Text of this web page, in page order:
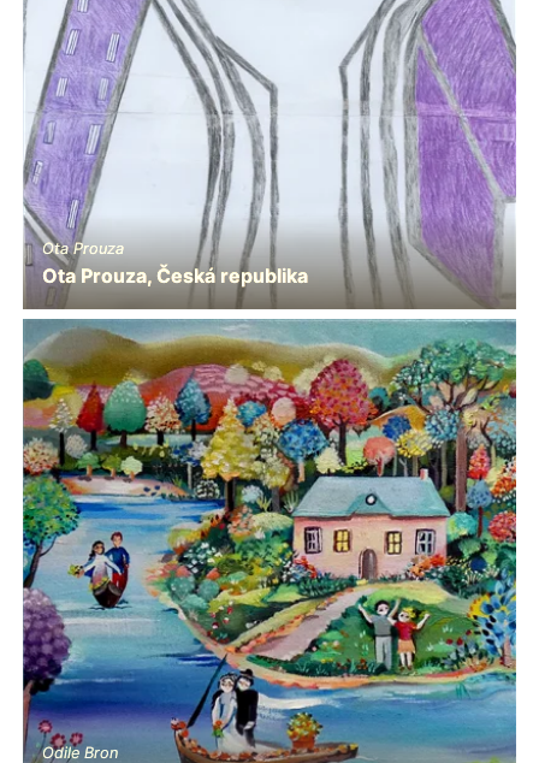
Ota Prouza
Ota Prouza, Česká republika
Odile Bron